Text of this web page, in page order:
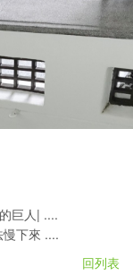
巨人| ....
下來 ....
回列表